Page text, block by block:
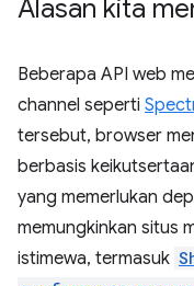
Alasan kita
Beberapa API web
channel seperti
tersebut, browser
berbasis
yang memerlukan
memungkinkan situs
istimewa, termasuk